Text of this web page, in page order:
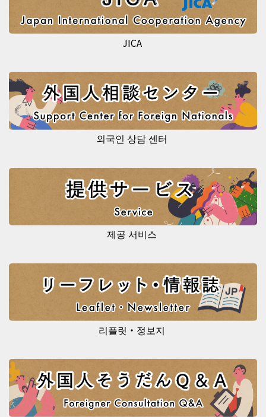
JICA
외국인 상담 센터
제공 서비스
리플릿・정보지